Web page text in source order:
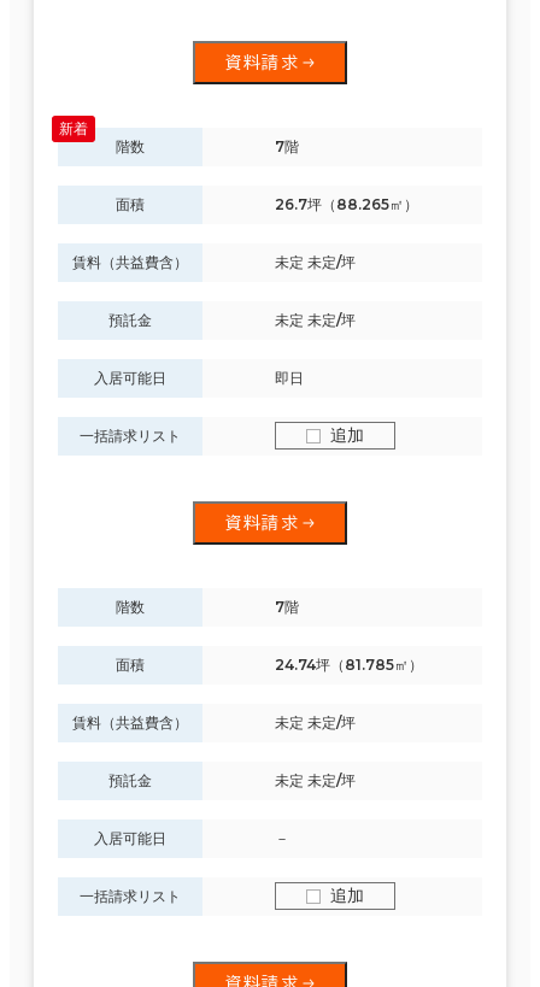
資料請求
階数 7階
面積 26.7坪（88.265㎡）
賃料（共益費含） 未定 未定/坪
預託金 未定 未定/坪
入居可能日 即日
一括請求リスト 追加
資料請求
階数 7階
面積 24.74坪（81.785㎡）
賃料（共益費含） 未定 未定/坪
預託金 未定 未定/坪
入居可能日 －
一括請求リスト 追加
資料請求